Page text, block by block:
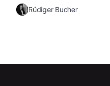
Rüdiger Bucher